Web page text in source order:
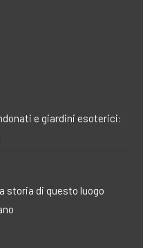
e giardini esoterici:
storia di questo luogo